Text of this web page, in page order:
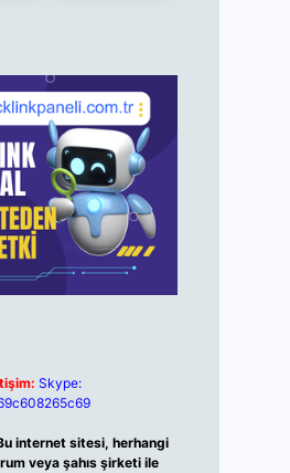
Skype:
internet sitesi, herhangi
veya şahıs şirketi ile